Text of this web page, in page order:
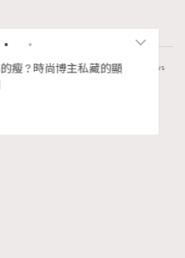
1.57k views
CHANEL全新
Lion獅子系列戒指
皮革！6個清潔手袋小技
你的手袋